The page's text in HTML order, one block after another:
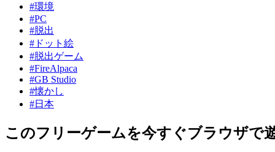
#環境
#PC
#脱出
#ドット絵
#脱出ゲーム
#FireAlpaca
#GB Studio
#懐かし
#日本
このフリーゲームを今すぐブラウザで